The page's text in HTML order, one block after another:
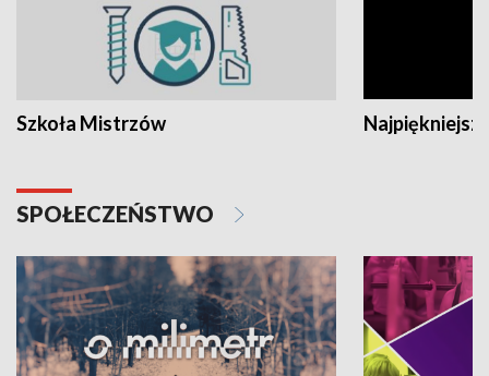
Szkoła Mistrzów
SPOŁECZEŃSTWO